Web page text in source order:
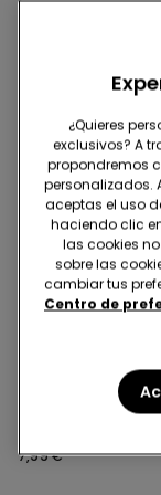
Efecto reductor
Braguita Brasileña
7,99 €
¿Quieres
exclusivos? A
propondremos
personalizados.
aceptas el uso
haciendo clic
las cookies
sobre las
cambiar tus
Centro de